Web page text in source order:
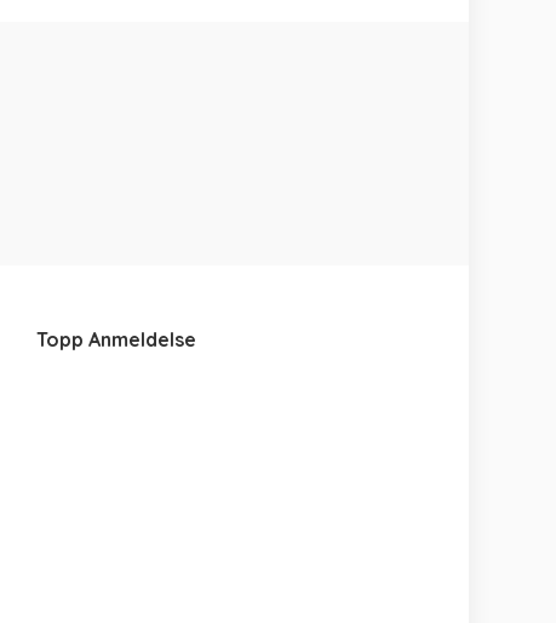
Topp Anmeldelse